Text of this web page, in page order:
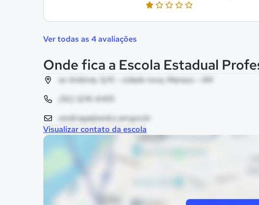
Ver todas as 4 avaliações
Onde fica a Escola Estadual
av timbiras, S/N - cidade nova, Manaus - AM
(92) 3216-6455
eesbraga@seduc.am.gov.br
Visualizar contato da escola